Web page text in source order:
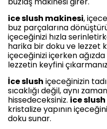
ice slush makinesi,
buz parçalarına
içeceğinizi hızla
harika bir doku ve lezzet
içeceğinizi içerken
lezzetin keyfini
İce slush içeceğinizin
sıcaklığı değil, aynı
hissedeceksiniz. ice
kristalize yapının
doku sunar.